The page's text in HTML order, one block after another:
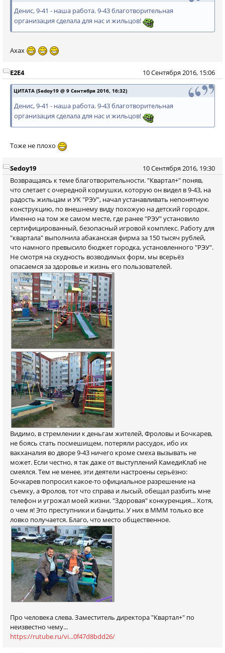
Денис, 9-41 - наша работа. 9-43 благотворительная
организация сделала для нас и жильцов!
Ахах
10 Сентября 2016, 15:06
E2E4
ЦИТАТА (Sedoy19 @ 9 Сентября 2016, 16:32)
Денис, 9-41 - наша работа. 9-43 благотворительная
организация сделала для нас и жильцов!
Тоже не плохо
10 Сентября 2016, 19:30
Sedoy19
Возвращаясь к теме благотворительности. "Квартал+" поняв,
что слетает с очередной кормушки, которую он видел в 9-43, на
радость жильцам и УК "РЭУ", начал устанавливать непонятную
конструкцию, по внешнему виду похожую на детский городок.
Именно на том же самом месте, где ранее "РЭУ" установило
сертифицированный, безопасный игровой комплекс. Работу для
"квартала" выполнила абаканская фирма за 150 тысяч рублей,
что намного превысило бюджет городка, установленного "РЭУ".
Не смотря на скудность возводимых форм, мы всерьёз
опасаемся за здоровье и жизнь его пользователей.
Видимо, в стремлении к деньгам жителей, Фроловы и Бочкарев,
не боясь стать посмешищем, потеряли рассудок, ибо их
вакханалия во дворе 9-43 ничего кроме смеха вызывать не
может. Если честно, я так даже от выступлений КамедиКлаб не
смеялся. Тем не менее, эти деятели настроены серьёзно:
Бочкарев попросил какое-то официальное разрешение на
съемку, а Фролов, тот что справа и лысый, обещал разбить мне
телефон и угрожал моей жизни. "Здоровая" конкуренция... Хотя,
о чем я! Это преступники и бандиты. У них в МММ только все
ловко получается. Благо, что место общественное.
Про человека слева. Заместитель директора "Квартал+" по
неизвестно чему...
https://rutube.ru/vi...0f47d8bdd26/